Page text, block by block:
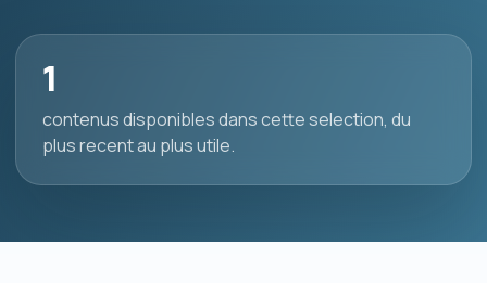
1
contenus disponibles dans cette selection, du
plus recent au plus utile.